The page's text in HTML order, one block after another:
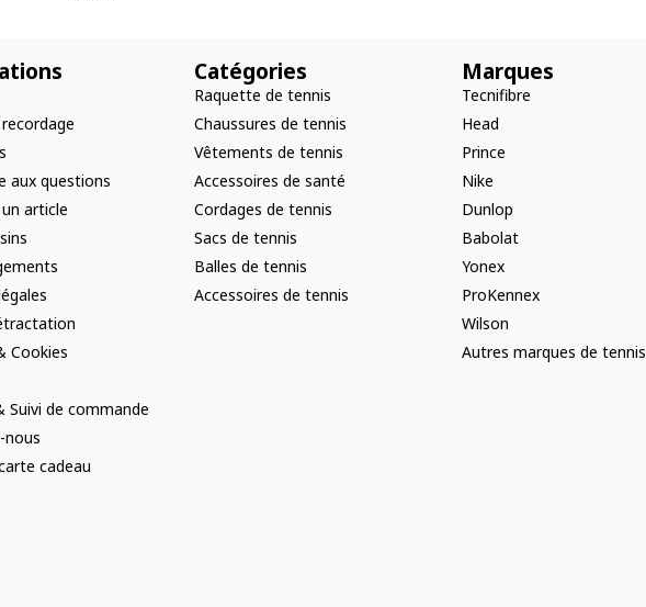
aux questions
article
Cookies
Suivi de commande
nous
cadeau
Catégories
Raquette de tennis
Chaussures de tennis
Vêtements de tennis
Accessoires de santé
Cordages de tennis
Sacs de tennis
Balles de tennis
Accessoires de tennis
Marques
Tecnifibre
Head
Prince
Nike
Dunlop
Babolat
Yonex
ProKennex
Wilson
Autres marques de tennis